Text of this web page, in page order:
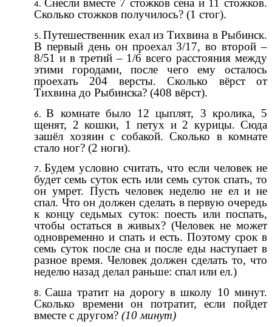
Снесли вместе 7 стожков сена и 11 стожков.
Сколько стожков получилось? (1 стог).
Путешественник ехал из Тихвина в Рыбинск.
В первый день он проехал 3/17, во второй –
8/51 и в третий – 1/6 всего расстояния между
этими городами, после чего ему осталось
проехать 204 версты. Сколько вёрст от
Тихвина до Рыбинска? (408 вёрст).
В комнате было 12 цыплят, 3 кролика, 5
щенят, 2 кошки, 1 петух и 2 курицы. Сюда
зашёл хозяин с собакой. Сколько в комнате
стало ног? (2 ноги).
Будем условно считать, что если человек не
будет семь суток есть или семь суток спать, то
он умрет. Пусть человек неделю не ел и не
спал. Что он должен сделать в первую очередь
к концу седьмых суток: поесть или поспать,
чтобы остаться в живых? (Человек не может
одновременно и спать и есть. Поэтому срок в
семь суток после сна и после еды наступает в
разное время. Человек должен сделать то, что
неделю назад делал раньше: спал или ел.)
Саша тратит на дорогу в школу 10 минут.
Сколько времени он потратит, если пойдет
вместе с другом? (10 минут)